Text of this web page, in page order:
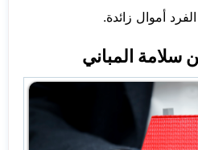
أموال زائدة.
سلامة المباني